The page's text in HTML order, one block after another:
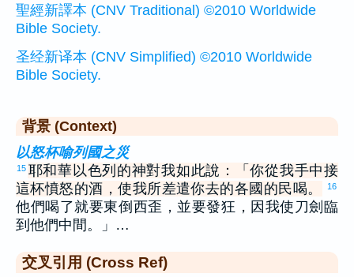
聖經新譯本 (CNV Traditional) ©2010 Worldwide
Bible Society.
圣经新译本 (CNV Simplified) ©2010 Worldwide
Bible Society.
背景 (Context)
以怒杯喻列國之災
15 耶和華以色列的神對我如此說：「你從我手中接
這杯憤怒的酒，使我所差遣你去的各國的民喝。
16
他們喝了就要東倒西歪，並要發狂，因我使刀劍臨
到他們中間。」…
交叉引用 (Cross Ref)